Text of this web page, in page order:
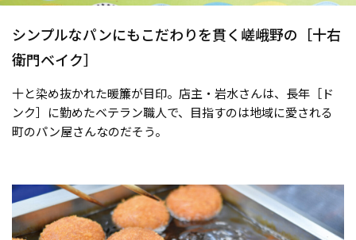
シンプルなパンにもこだわりを貫く嵯峨野の［十右
衛門ベイク］
十と染め抜かれた暖簾が目印。店主・岩水さんは、長年［ド
ンク］に勤めたベテラン職人で、目指すのは地域に愛される
町のパン屋さんなのだそう。